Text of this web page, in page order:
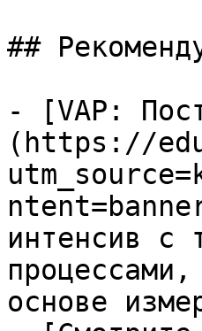
##
- [VAP:
(https://
интенсив с
основе